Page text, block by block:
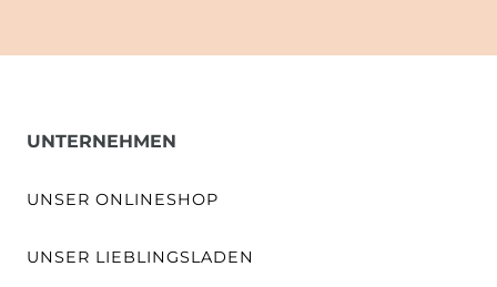
UNTERNEHMEN
UNSER ONLINESHOP
UNSER LIEBLINGSLADEN